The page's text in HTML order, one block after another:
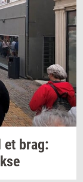
et brag: